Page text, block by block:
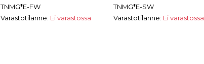
TNMG*E-FW
Varastotilanne: Ei varastossa
TNMG*E-SW
Varastotilanne: Ei varastossa